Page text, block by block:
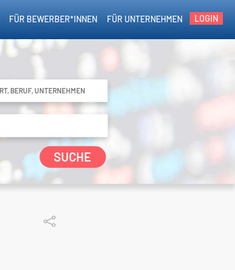
LOGIN
FÜR UNTERNEHMEN
FÜR BEWERBER*INNEN
SUCHE